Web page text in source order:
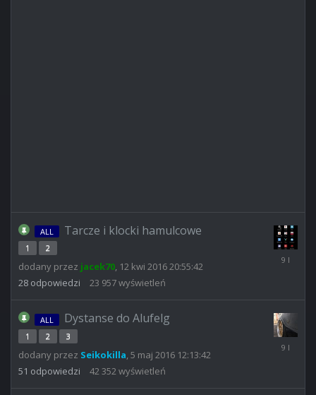
ALL Tarcze i klocki hamulcowe
1 2
dodany przez jacek70, 12 kwi 2016 20:55:42
28 odpowiedzi 23 957wyświetleń
11
ALL Dystanse do Alufelg
1 2 3
dodany przez Seikokilla,5 maj 2016 12:13:42
51 odpowiedzi 42 352wyświetleń